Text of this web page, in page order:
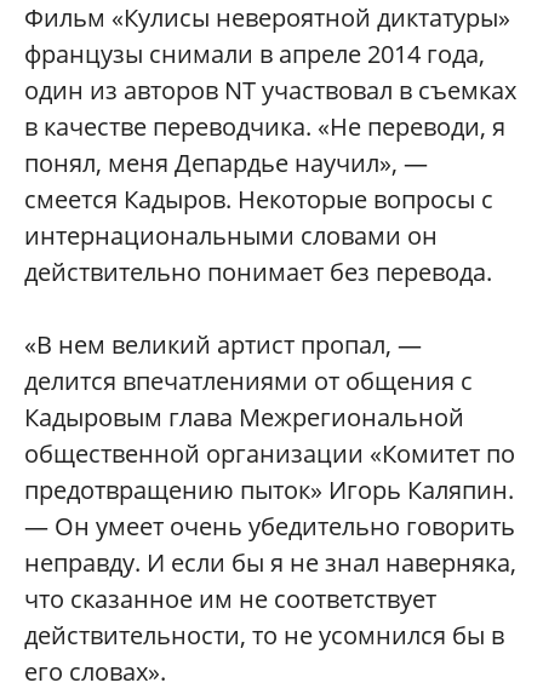
Фильм «Кулисы невероятной диктатуры»
французы снимали в апреле 2014 года,
один из авторов NT участвовал в съемках
в качестве переводчика. «Не переводи, я
понял, меня Депардье научил», —
смеется Кадыров. Некоторые вопросы с
интернациональными словами он
действительно понимает без перевода.
«В нем великий артист пропал, —
делится впечатлениями от общения с
Кадыровым глава Межрегиональной
общественной организации «Комитет по
предотвращению пыток» Игорь Каляпин.
— Он умеет очень убедительно говорить
неправду. И если бы я не знал наверняка,
что сказанное им не соответствует
действительности, то не усомнился бы в
его словах».